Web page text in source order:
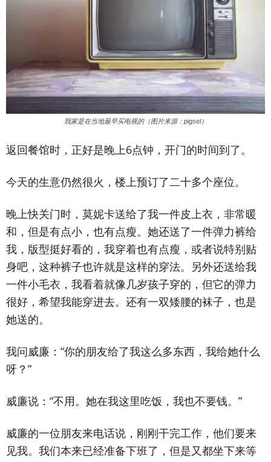
我家是在当地最早买电视的（图片来源：pigsel）
返回餐馆时，正好是晚上6点钟，开门的时间到了。
今天的生意仍然很火，楼上预订了二十多个座位。
晚上快关门时，莫妮卡送给了我一件皮上衣，非常暖
和，但是有点小，也有点瘦。她还送了一件弹力裤给
我，版型挺好看的，我穿着也有点瘦，或者说特别贴
身吧，这种裤子也许就是这样的穿法。另外还送给我
一件小毛衣，我看着就像几岁孩子穿的，但它的弹力
很好，希望我能穿进去。还有一双矮腰的袜子，也是
她送的。
我问威廉：“你的朋友给了我这么多东西，我给她什么
呀？”
威廉说：“不用。她在我这里吃饭，我也不要钱。”
威廉的一位朋友来电话说，刚刚干完工作，他们要来
见我。我们本来已经准备下班了，但是又都坐下来等